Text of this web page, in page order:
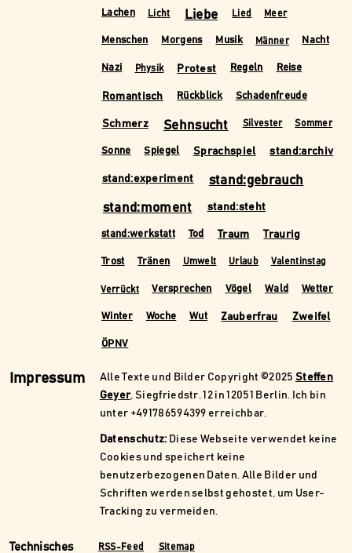
Lachen Licht Liebe Lied Meer
Menschen Morgens Musik Männer Nacht
Nazi Physik Protest Regeln Reise
Romantisch Rückblick Schadenfreude
Schmerz Sehnsucht Silvester Sommer
Sonne Spiegel Sprachspiel stand:archiv
stand:experiment
stand:gebrauch
stand:moment
stand:steht
stand:werkstatt Tod Traum Traurig
Trost Tränen Umwelt Urlaub Valentinstag
Verrückt Versprechen Vögel Wald Wetter
Winter Woche Wut Zauberfrau Zweifel
ÖPNV
Impressum Alle Texte und Bilder Copyright ©2025 Steffen
Geyer, Siegfriedstr. 12 in 12051 Berlin. Ich bin
unter +491786594399 erreichbar.
Datenschutz: Diese Webseite verwendet keine
Cookies und speichert keine
benutzerbezogenen Daten. Alle Bilder und
Schriften werden selbst gehostet, um User-
Tracking zu vermeiden.
Technisches RSS-Feed Sitemap